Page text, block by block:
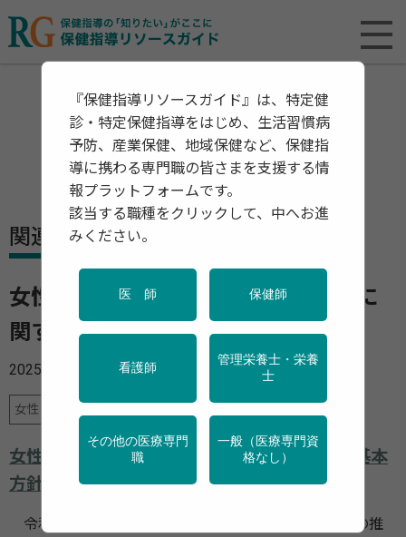
関連資料・リリース
女性の職業生活における活躍の推進に
関する基本方針
2025年12月18日
女性の健康
女性の職業生活における活躍の推進に関する基本
方針
令和7年11月25日、「女性の職業生活における活躍の推
『保健指導リソースガイド』は、特定健
診・特定保健指導をはじめ、生活習慣病
予防、産業保健、地域保健など、保健指
導に携わる専門職の皆さまを支援する情
報プラットフォームです。
該当する職種をクリックして、中へお進
みください。
医 師 保健師
看護師
管理栄養士・栄養
士
その他の医療専門
職
一般（医療専門資
格なし）